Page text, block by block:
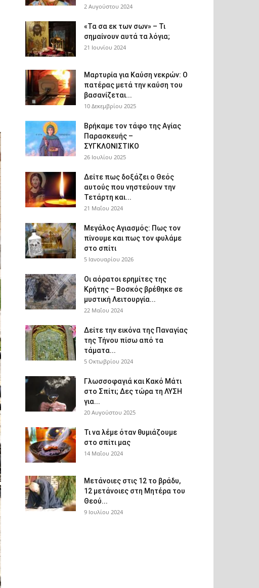
2 Αυγούστου 2024
«Τα σα εκ των σων» – Τι
σημαίνουν αυτά τα λόγια;
21 Ιουνίου 2024
Μαρτυρία για Καύση νεκρών: Ο
πατέρας μετά την καύση του
βασανίζεται...
10 Δεκεμβρίου 2025
Βρήκαμε τον τάφο της Αγίας
Παρασκευής –
ΣΥΓΚΛΟΝΙΣΤΙΚΟ
26 Ιουλίου 2025
Δείτε πως δοξάζει ο Θεός
αυτούς που νηστεύουν την
Τετάρτη και...
21 Μαΐου 2024
Μεγάλος Αγιασμός: Πως τον
πίνουμε και πως τον φυλάμε
στο σπίτι
5 Ιανουαρίου 2026
Οι αόρατοι ερημίτες της
Κρήτης – Βοσκός βρέθηκε σε
μυστική Λειτουργία...
22 Μαΐου 2024
Δείτε την εικόνα της Παναγίας
της Τήνου πίσω από τα
τάματα...
5 Οκτωβρίου 2024
Γλωσσοφαγιά και Κακό Μάτι
στο Σπίτι; Δες τώρα τη ΛΥΣΗ
για...
20 Αυγούστου 2025
Τι να λέμε όταν θυμιάζουμε
στο σπίτι μας
14 Μαΐου 2024
Μετάνοιες στις 12 το βράδυ,
12 μετάνοιες στη Μητέρα του
Θεού...
9 Ιουλίου 2024